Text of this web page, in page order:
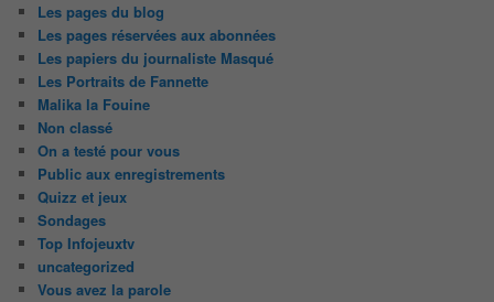
Les pages du blog
Les pages réservées aux abonnées
Les papiers du journaliste Masqué
Les Portraits de Fannette
Malika la Fouine
Non classé
On a testé pour vous
Public aux enregistrements
Quizz et jeux
Sondages
Top Infojeuxtv
uncategorized
Vous avez la parole